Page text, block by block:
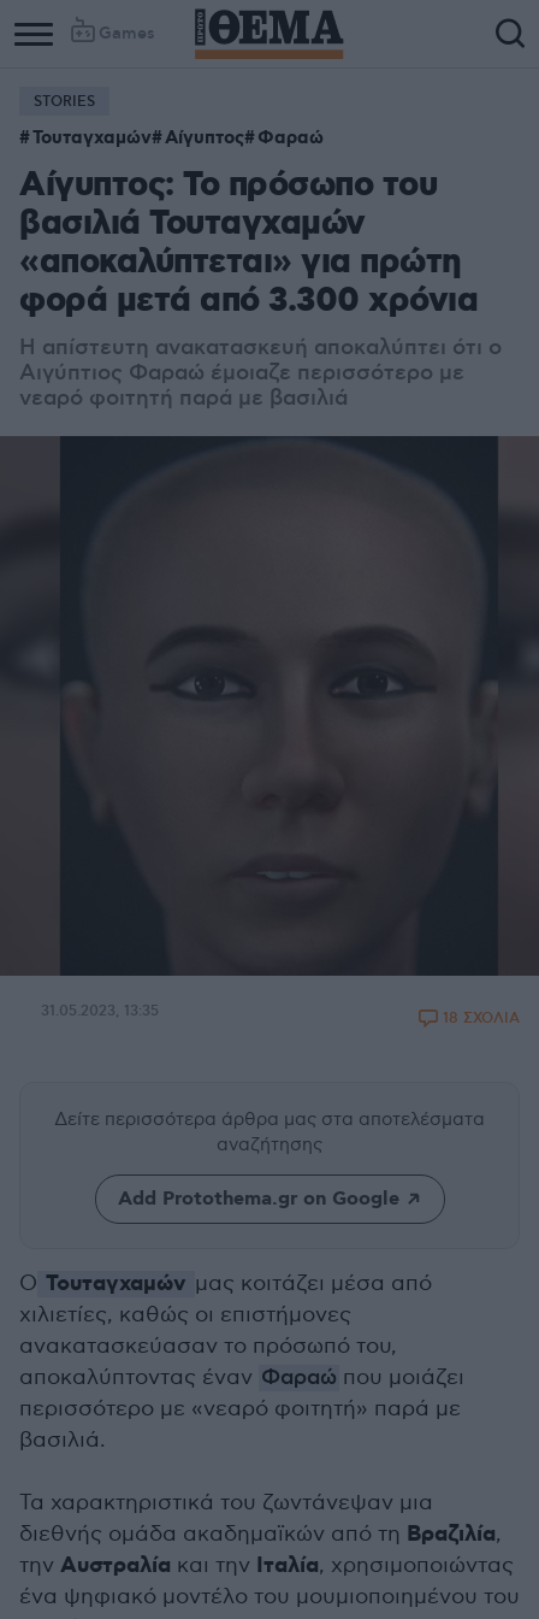
Games
STORIES
Τουταγχαμών Αίγυπτος Φαραώ
Αίγυπτος: Το πρόσωπο του
βασιλιά Τουταγχαμών
«αποκαλύπτεται» για πρώτη
φορά μετά από 3.300 χρόνια
Η απίστευτη ανακατασκευή αποκαλύπτει ότι ο
Αιγύπτιος Φαραώ έμοιαζε περισσότερο με
νεαρό φοιτητή παρά με βασιλιά
31.05.2023, 13:35 18 ΣΧΟΛΙΑ
Δείτε περισσότερα άρθρα μας στα αποτελέσματα
αναζήτησης
Add Protothema.gr on Google
Ο Τουταγχαμών μας κοιτάζει μέσα από
χιλιετίες, καθώς οι επιστήμονες
ανακατασκεύασαν το πρόσωπό του,
αποκαλύπτοντας έναν Φαραώ που μοιάζει
περισσότερο με «νεαρό φοιτητή» παρά με
βασιλιά.
Τα χαρακτηριστικά του ζωντάνεψαν μια
διεθνής ομάδα ακαδημαϊκών από τη Βραζιλία,
την Αυστραλία και την Ιταλία, χρησιμοποιώντας
ένα ψηφιακό μοντέλο του μουμιοποιημένου του